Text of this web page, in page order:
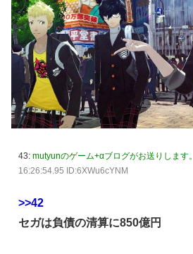
43: mutyunのゲーム+αブログがお送りします。
16:26:54.95 ID:6XWu6cYNM
>>42
セガは負債の清算に850億円